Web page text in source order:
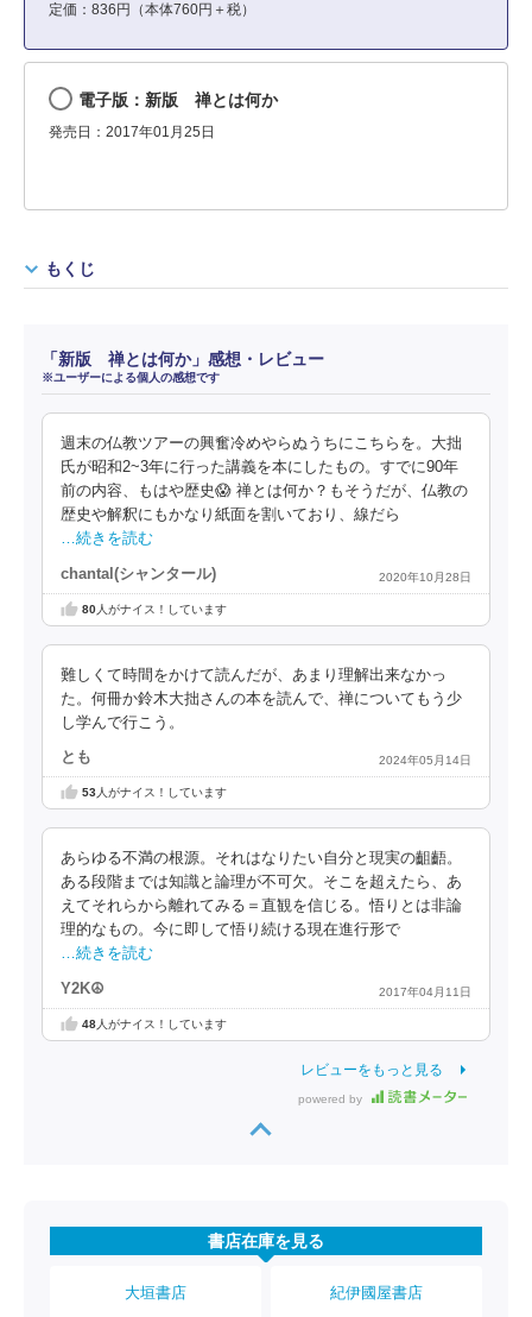
定価：836円（本体760円＋税）
電子版：新版 禅とは何か
発売日：2017年01月25日
もくじ
「新版 禅とは何か」感想・レビュー
※ユーザーによる個人の感想です
週末の仏教ツアーの興奮冷めやらぬうちにこちらを。大拙
氏が昭和2~3年に行った講義を本にしたもの。すでに90年
前の内容、もはや歴史😱 禅とは何か？もそうだが、仏教の
歴史や解釈にもかなり紙面を割いており、線だら
…続きを読む
chantal(シャンタール) 2020年10月28日
80人がナイス！しています
難しくて時間をかけて読んだが、あまり理解出来なかっ
た。何冊か鈴木大拙さんの本を読んで、禅についてもう少
し学んで行こう。
とも 2024年05月14日
53人がナイス！しています
あらゆる不満の根源。それはなりたい自分と現実の齟齬。
ある段階までは知識と論理が不可欠。そこを超えたら、あ
えてそれらから離れてみる＝直観を信じる。悟りとは非論
理的なもの。今に即して悟り続ける現在進行形で
…続きを読む
Y2K☮ 2017年04月11日
48人がナイス！しています
レビューをもっと見る
powered by
書店在庫を見る
大垣書店 紀伊國屋書店